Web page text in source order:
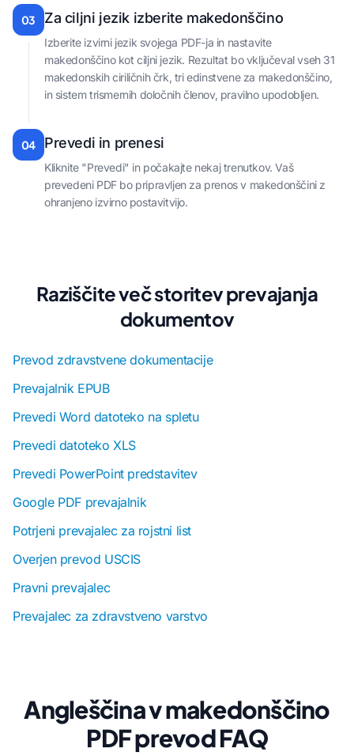
03 Za ciljni jezik izberite makedonščino
Izberite izvirni jezik svojega PDF-ja in nastavite
makedonščino kot ciljni jezik. Rezultat bo vključeval vseh 31
makedonskih ciriličnih črk, tri edinstvene za makedonščino,
in sistem trismernih določnih členov, pravilno upodobljen.
04 Prevedi in prenesi
Kliknite "Prevedi" in počakajte nekaj trenutkov. Vaš
prevedeni PDF bo pripravljen za prenos v makedonščini z
ohranjeno izvirno postavitvijo.
Raziščite več storitev prevajanja
dokumentov
Prevod zdravstvene dokumentacije
Prevajalnik EPUB
Prevedi Word datoteko na spletu
Prevedi datoteko XLS
Prevedi PowerPoint predstavitev
Google PDF prevajalnik
Potrjeni prevajalec za rojstni list
Overjen prevod USCIS
Pravni prevajalec
Prevajalec za zdravstveno varstvo
Angleščina v makedonščino
PDF prevod FAQ